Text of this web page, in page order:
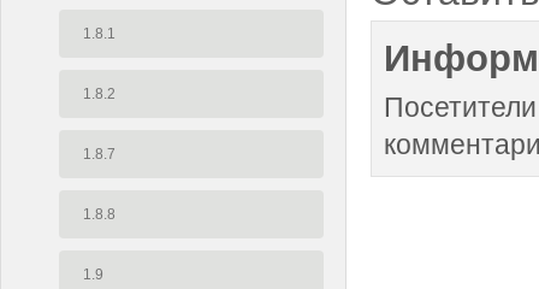
1.8.1
1.8.2
1.8.7
1.8.8
1.9